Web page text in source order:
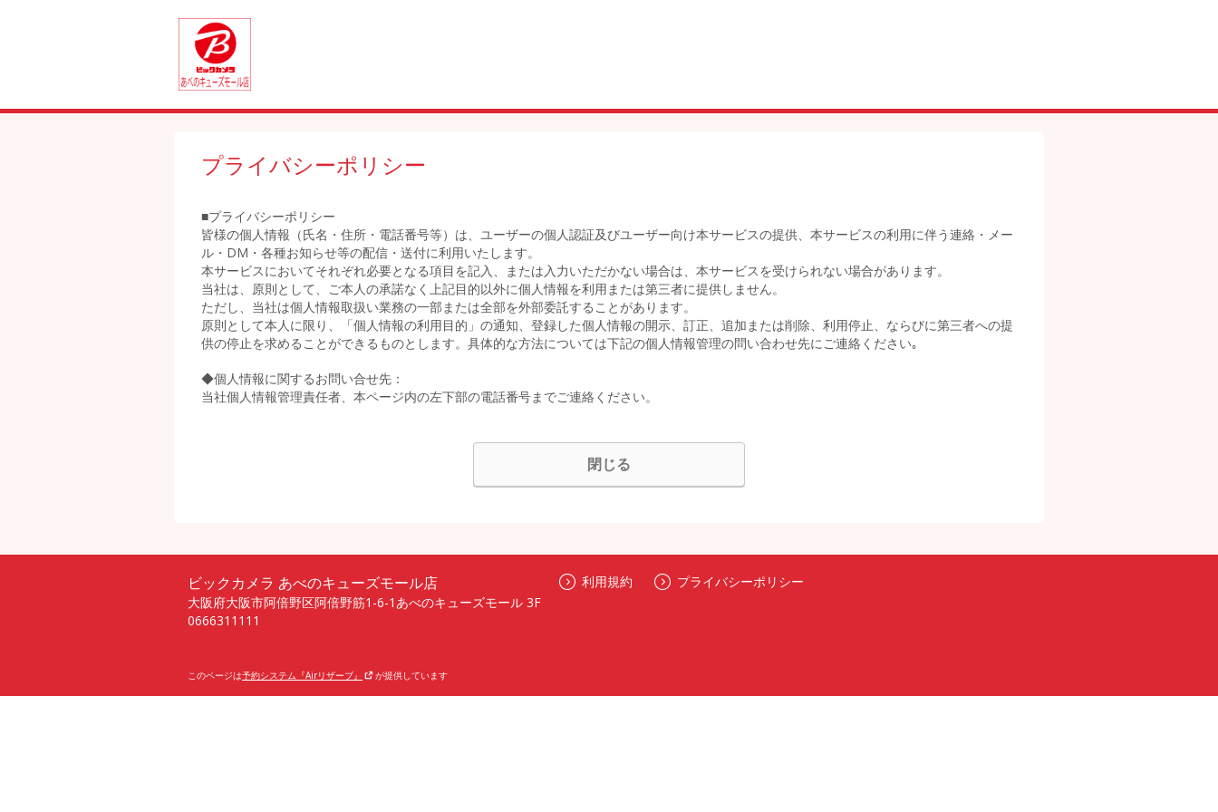
プライバシーポリシー
■プライバシーポリシー
皆様の個人情報（氏名・住所・電話番号等）は、ユーザーの個人認証及びユーザー向け本サービスの提供、本サービスの利用に伴う連絡・メー
ル・DM・各種お知らせ等の配信・送付に利用いたします。
本サービスにおいてそれぞれ必要となる項目を記入、または入力いただかない場合は、本サービスを受けられない場合があります。
当社は、原則として、ご本人の承諾なく上記目的以外に個人情報を利用または第三者に提供しません。
ただし、当社は個人情報取扱い業務の一部または全部を外部委託することがあります。
原則として本人に限り、「個人情報の利用目的」の通知、登録した個人情報の開示、訂正、追加または削除、利用停止、ならびに第三者への提
供の停止を求めることができるものとします。具体的な方法については下記の個人情報管理の問い合わせ先にご連絡ください｡
◆個人情報に関するお問い合せ先：
当社個人情報管理責任者、本ページ内の左下部の電話番号までご連絡ください。
閉じる
ビックカメラ あべのキューズモール店
大阪府大阪市阿倍野区阿倍野筋1-6-1あべのキューズモール 3F
0666311111
利用規約 プライバシーポリシー
このページは予約システム『Airリザーブ』 が提供しています